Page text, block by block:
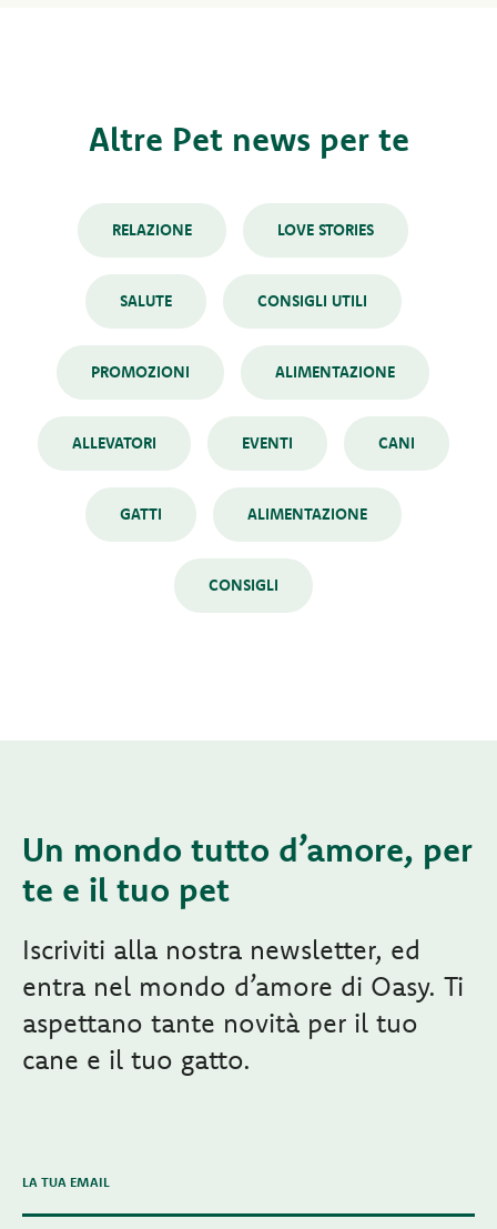
Altre Pet news per te
RELAZIONE LOVE STORIES
SALUTE CONSIGLI UTILI
PROMOZIONI ALIMENTAZIONE
ALLEVATORI EVENTI CANI
GATTI ALIMENTAZIONE
CONSIGLI
Un mondo tutto d’amore, per
te e il tuo pet
Iscriviti alla nostra newsletter, ed
entra nel mondo d’amore di Oasy. Ti
aspettano tante novità per il tuo
cane e il tuo gatto.
LA TUA EMAIL